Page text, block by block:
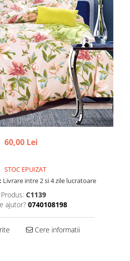
60,00 Lei
STOC EPUIZAT
Livrare intre 2 si 4 zile lucratoare
C1139
ajutor? 0740108198
Cere informatii